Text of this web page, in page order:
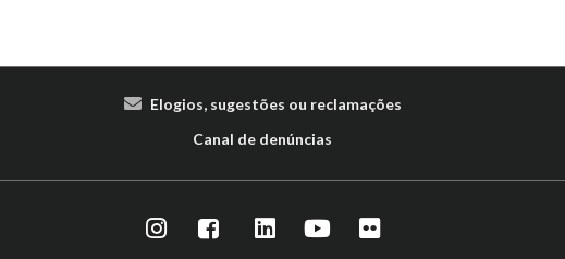
Elogios, sugestões ou reclamações
Canal de denúncias